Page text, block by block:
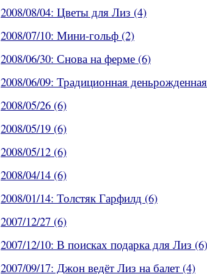
2008/08/04: Цветы для Лиз (4)
2008/07/10: Мини-гольф (2)
2008/06/30: Снова на ферме (6)
2008/06/09: Традиционная
2008/05/26 (6)
2008/05/19 (6)
2008/05/12 (6)
2008/04/14 (6)
2008/01/14: Толстяк Гарфилд (6)
2007/12/27 (6)
2007/12/10: В поисках подарка для Лиз (6)
2007/09/17: Джон ведёт Лиз на балет (4)